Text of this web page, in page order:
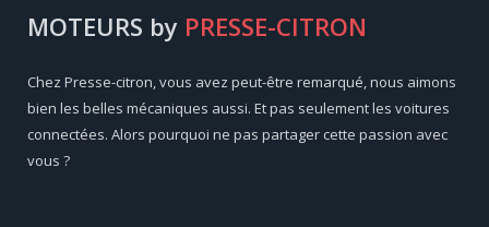
MOTEURS by PRESSE-CITRON
Chez Presse-citron, vous avez peut-être remarqué, nous aimons
bien les belles mécaniques aussi. Et pas seulement les voitures
connectées. Alors pourquoi ne pas partager cette passion avec
vous ?